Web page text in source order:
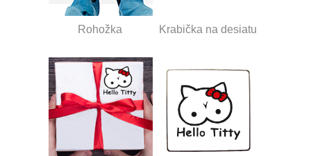
Rohožka Krabička na desiatu